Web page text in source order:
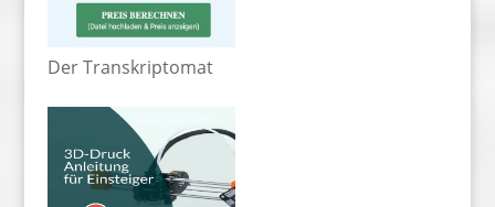
Der Transkriptomat